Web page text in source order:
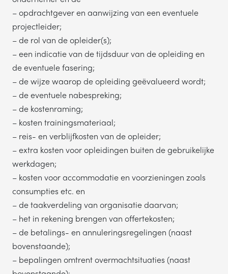
– opdrachtgever en aanwijzing van een eventuele
projectleider;
– de rol van de opleider(s);
– een indicatie van de tijdsduur van de opleiding en
de eventuele fasering;
– de wijze waarop de opleiding geëvalueerd wordt;
– de eventuele nabespreking;
– de kostenraming;
– kosten trainingsmateriaal;
– reis- en verblijfkosten van de opleider;
– extra kosten voor opleidingen buiten de gebruikelijke
werkdagen;
– kosten voor accommodatie en voorzieningen zoals
consumpties etc. en
– de taakverdeling van organisatie daarvan;
– het in rekening brengen van offertekosten;
– de betalings- en annuleringsregelingen (naast
bovenstaande);
– bepalingen omtrent overmachtsituaties (naast